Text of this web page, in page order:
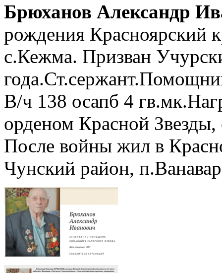
Брюханов Александр
рождения Красноярский
с.Кежма. Призван
В/ч 138 осапб 4
орденом Красной
После войны жил в
Чунский район,